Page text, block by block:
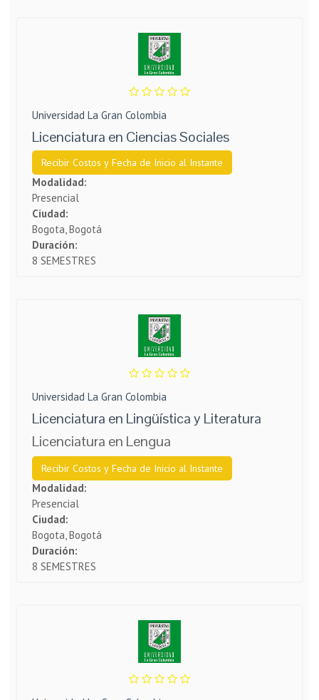
Universidad La Gran Colombia
Licenciatura en Ciencias Sociales
Recibir Costos y Fecha de Inicio al Instante
Modalidad:
Presencial
Ciudad:
Bogota, Bogotá
Duración:
8 SEMESTRES
Universidad La Gran Colombia
Licenciatura en Lingüística y Literatura
Licenciatura en Lengua
Recibir Costos y Fecha de Inicio al Instante
Modalidad:
Presencial
Ciudad:
Bogota, Bogotá
Duración:
8 SEMESTRES